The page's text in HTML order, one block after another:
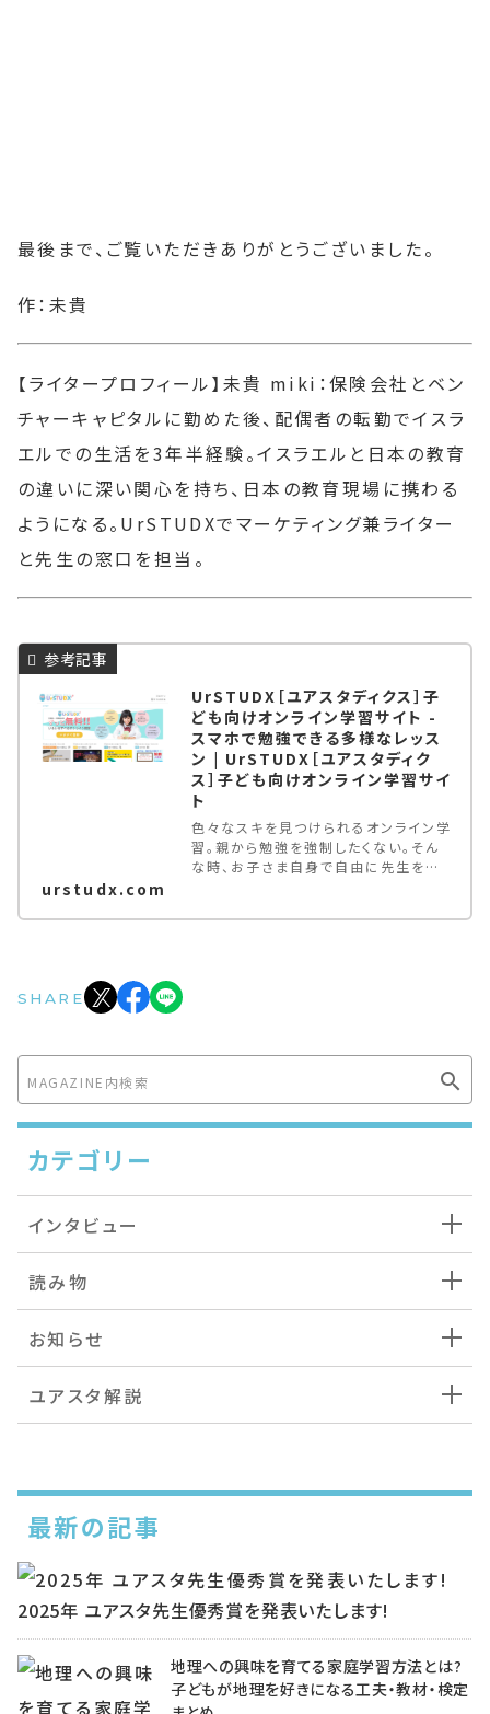
最後まで、ご覧いただきありがとうございました。
作：未貴
【ライタープロフィール】未貴 miki：保険会社とベン
チャーキャピタルに勤めた後、配偶者の転勤でイスラ
エルでの生活を3年半経験。イスラエルと日本の教育
の違いに深い関心を持ち、日本の教育現場に携わる
ようになる。UrSTUDXでマーケティング兼ライター
と先生の窓口を担当。
UrSTUDX［ユアスタディクス］子
ども向けオンライン学習サイト -
スマホで勉強できる多様なレッス
ン | UrSTUDX［ユアスタディク
ス］子ども向けオンライン学習サイ
ト
色々なスキを見つけられるオンライン学
習。親から勉強を強制したくない。そん
な時、お子さま自身で自由に先生を探
スマホでもパソコンでも参加できる多種
urstudx.com
SHARE
カテゴリー
インタビュー
読み物
お知らせ
ユアスタ解説
最新の記事
2025年 ユアスタ先生優秀賞を発表いたします!
地理への興味を育てる家庭学習方法とは?
子どもが地理を好きになる工夫・教材・検定